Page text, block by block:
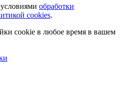
обработки
cookies.
cookie в любое время в вашем